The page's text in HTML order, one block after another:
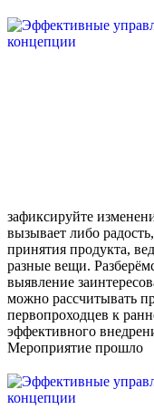
зафиксируйте
вызывает либо
принятия продукта,
разные вещи.
выявление
можно рассчитывать
первопроходцев к
эффективного
Мероприятие прошло